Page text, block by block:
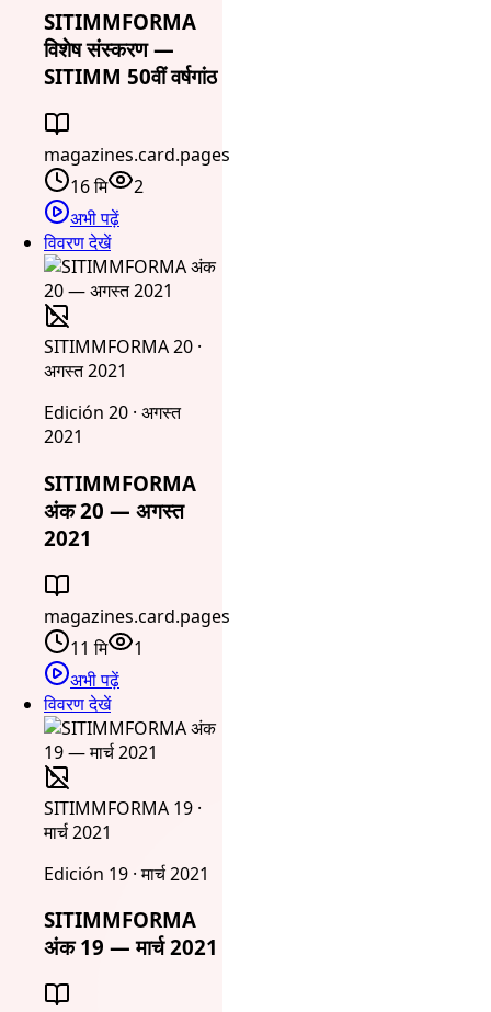
SITIMMFORMA
विशेष संस्करण —
SITIMM 50वीं वर्षगांठ
magazines.card.pages
16 मि
2
अभी पढ़ें
विवरण देखें
SITIMMFORMA 20 ·
अगस्त 2021
Edición 20 · अगस्त
2021
SITIMMFORMA
अंक 20 — अगस्त
2021
magazines.card.pages
11 मि
1
अभी पढ़ें
विवरण देखें
SITIMMFORMA 19 ·
मार्च 2021
Edición 19 · मार्च 2021
SITIMMFORMA
अंक 19 — मार्च 2021